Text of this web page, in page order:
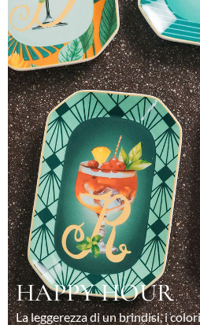
HAPPY HOUR
La leggerezza di un brindisi, i